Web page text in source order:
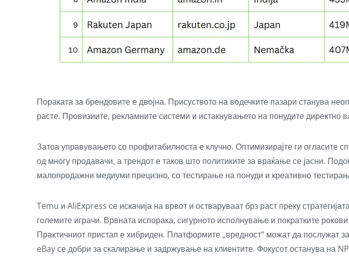
Пораката за брендовите е двојна. Присуството на водечките пазари станува
расте. Провизиите, рекламните системи и истакнувањето на понудите директно
Затоа управувањето со профитабилноста е клучно. Оптимизирајте ги огласите
од многу продавачи, а трендот е таков што политиките за враќање се јасни.
малопродажни медиуми прецизно, со тестирање на понуди и креативно
Temu и AliExpress се искачија на врвот и остваруваат брз раст преку
големите играчи. Врвната испорака, сигурното исполнување и пократките
Практичниот пристап е хибриден. Платформите „вредност“ можат да послужат
eBay се добри за скалирање и задржување на клиентите. Фокусот останува на